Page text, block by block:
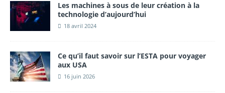
Les machines à sous de leur création à la
technologie d’aujourd’hui
18 avril 2024
Ce qu’il faut savoir sur l’ESTA pour voyager
aux USA
16 juin 2026